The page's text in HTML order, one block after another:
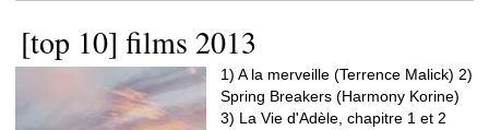
[top 10] films 2013
1) A la merveille (Terrence Malick) 2)
Spring Breakers (Harmony Korine)
3) La Vie d'Adèle, chapitre 1 et 2